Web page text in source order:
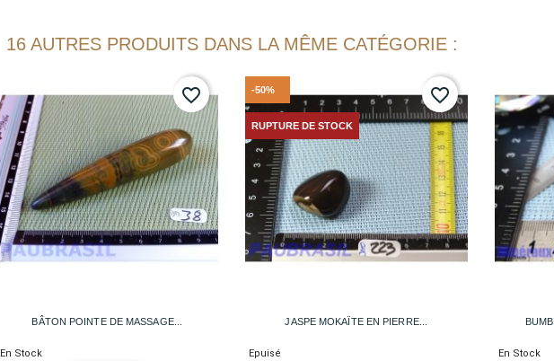
16 AUTRES PRODUITS DANS LA MÊME CATÉGORIE :
BÂTON POINTE DE MASSAGE...
En Stock
favorite_border
JASPE MOKAÏTE EN PIERRE...
Epuisé
-50%
RUPTURE DE STOCK
favorite_border
En Stock